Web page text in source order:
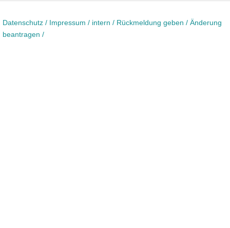
Datenschutz / Impressum / intern / Rückmeldung geben / Änderung
beantragen /